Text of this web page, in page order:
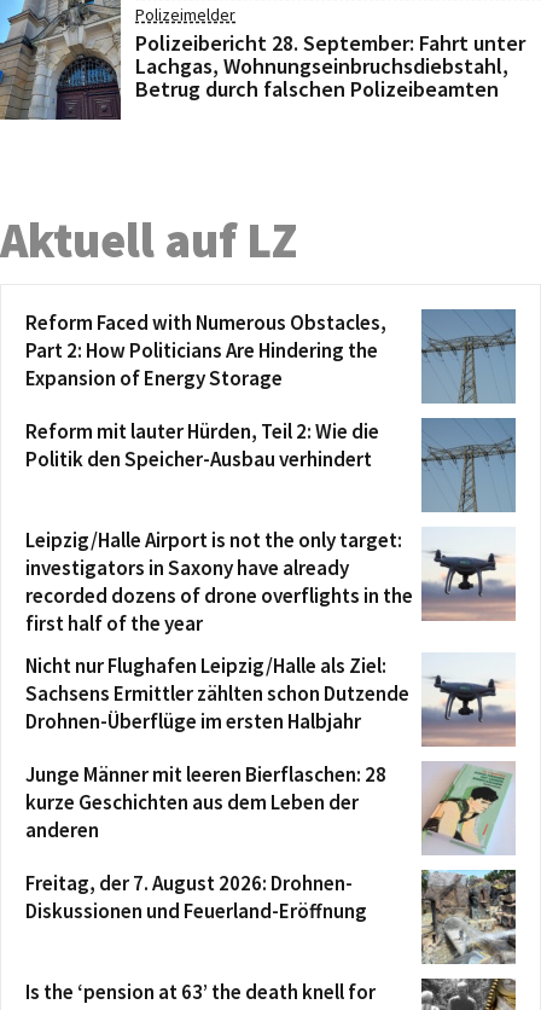
Polizeimelder
Polizeibericht 28. September: Fahrt unter
Lachgas, Wohnungseinbruchsdiebstahl,
Betrug durch falschen Polizeibeamten
Aktuell auf LZ
Reform Faced with Numerous Obstacles,
Part 2: How Politicians Are Hindering the
Expansion of Energy Storage
Reform mit lauter Hürden, Teil 2: Wie die
Politik den Speicher-Ausbau verhindert
Leipzig/Halle Airport is not the only target:
investigators in Saxony have already
recorded dozens of drone overflights in the
first half of the year
Nicht nur Flughafen Leipzig/Halle als Ziel:
Sachsens Ermittler zählten schon Dutzende
Drohnen-Überflüge im ersten Halbjahr
Junge Männer mit leeren Bierflaschen: 28
kurze Geschichten aus dem Leben der
anderen
Freitag, der 7. August 2026: Drohnen-
Diskussionen und Feuerland-Eröffnung
Is the ‘pension at 63’ the death knell for